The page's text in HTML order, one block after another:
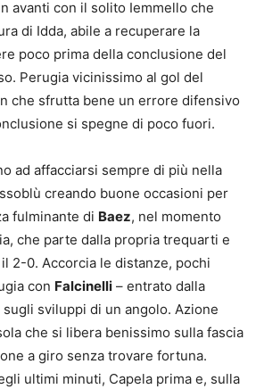
avanti con il solito Iemmello che
di Idda, abile a recuperare la
poco prima della conclusione del
Perugia vicinissimo al gol del
che sfrutta bene un errore difensivo
si spegne di poco fuori.
ad affacciarsi sempre di più nella
creando buone occasioni per
fulminante di Baez, nel momento
che parte dalla propria trequarti e
2-0. Accorcia le distanze, pochi
con Falcinelli – entrato dalla
sugli sviluppi di un angolo. Azione
che si libera benissimo sulla fascia
a giro senza trovare fortuna.
ultimi minuti, Capela prima e, sulla